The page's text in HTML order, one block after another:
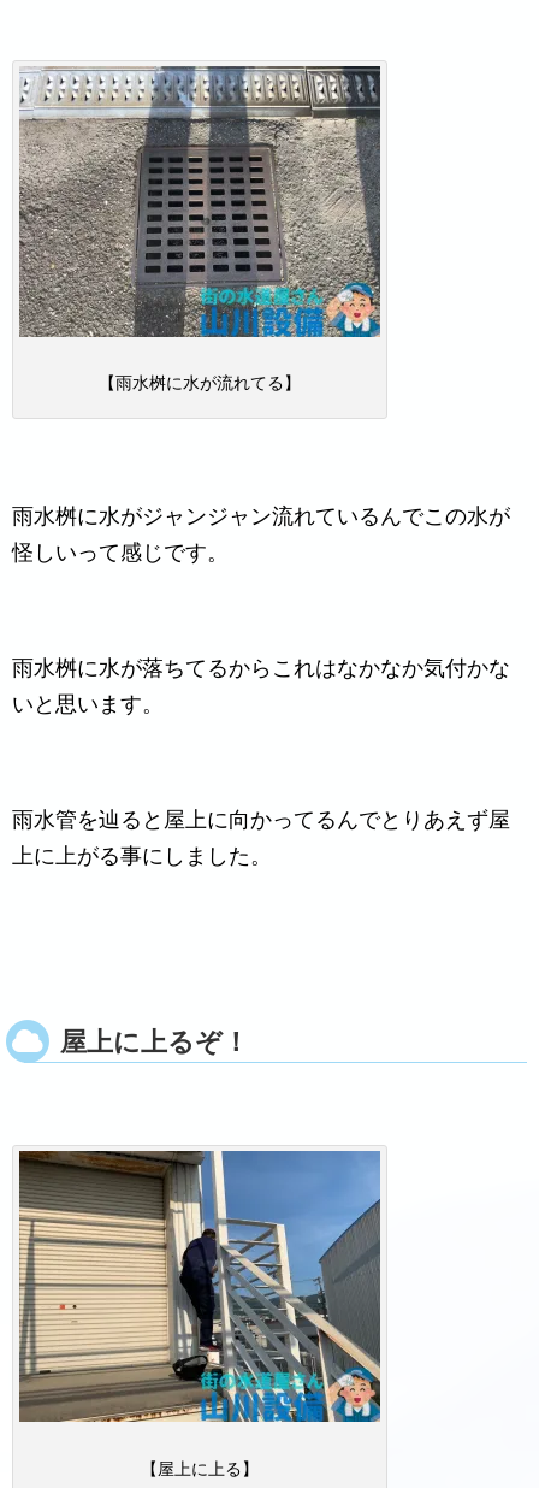
【雨水桝に水が流れてる】
雨水桝に水がジャンジャン流れているんでこの水が
怪しいって感じです。
雨水桝に水が落ちてるからこれはなかなか気付かな
いと思います。
雨水管を辿ると屋上に向かってるんでとりあえず屋
上に上がる事にしました。
屋上に上るぞ！
【屋上に上る】